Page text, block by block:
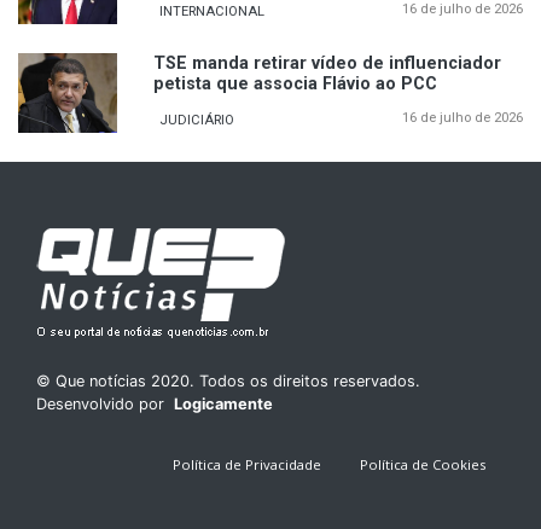
INTERNACIONAL 16 de julho de 2026
TSE manda retirar vídeo de influenciador
petista que associa Flávio ao PCC
JUDICIÁRIO 16 de julho de 2026
© Que notícias 2020. Todos os direitos reservados.
Desenvolvido por Logicamente
Política de Privacidade Política de Cookies